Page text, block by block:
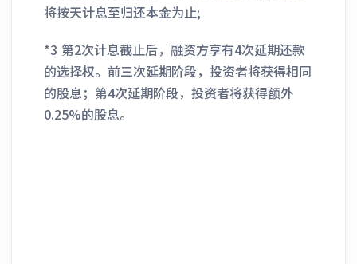
将按天计息至归还本金为止;
*3 第2次计息截止后，融资方享有4次延期还款
的选择权。前三次延期阶段，投资者将获得相同
的股息；第4次延期阶段，投资者将获得额外
0.25%的股息。